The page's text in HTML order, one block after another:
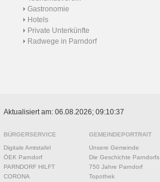
Gastronomie
Hotels
Private Unterkünfte
Radwege in Parndorf
Aktualisiert am: 06.08.2026; 09:10:37
BÜRGERSERVICE
Digitale Amtstafel
ÖEK Parndorf
PARNDORF HILFT
CORONA
GEMEINDEPORTRAIT
Unsere Gemeinde
Die Geschichte Parndorfs
750 Jahre Parndorf
Topothek